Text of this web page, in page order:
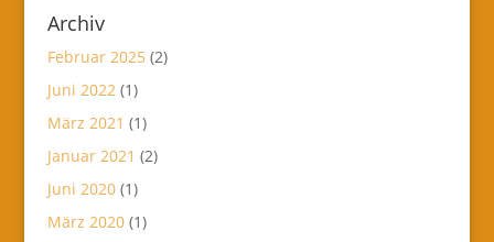
Archiv
Februar 2025 (2)
Juni 2022(1)
März 2021 (1)
Januar 2021 (2)
Juni 2020(1)
März 2020(1)